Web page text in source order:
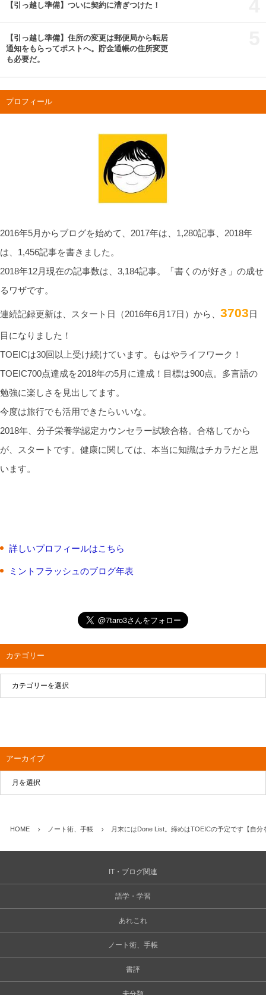
【引っ越し準備】ついに契約に漕ぎつけた！
【引っ越し準備】住所の変更は郵便局から転居
通知をもらってポストへ。貯金通帳の住所変更
も必要だ。
プロフィール
2016年5月からブログを始めて、2017年は、1,280記事、2018年
は、1,456記事を書きました。
2018年12月現在の記事数は、3,184記事。「書くのが好き」の成せ
るワザです。
連続記録更新は、スタート日（2016年6月17日）から、 3703日
目になりました！
TOEICは30回以上受け続けています。もはやライフワーク！
TOEIC700点達成を2018年の5月に達成！目標は900点。多言語の
勉強に楽しさを見出してます。
今度は旅行でも活用できたらいいな。
2018年、分子栄養学認定カウンセラー試験合格。合格してから
が、スタートです。健康に関しては、本当に知識はチカラだと思
います。
詳しいプロフィールはこちら
ミントフラッシュのブログ年表
カテゴリー
アーカイブ
HOME ノート術、手帳 月末にはDone List。締めはTOEICの予定です【自
IT・ブログ関連
語学・学習
あれこれ
ノート術、手帳
書評